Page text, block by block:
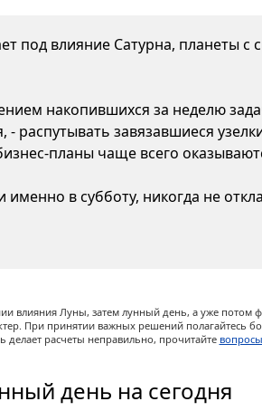
под влияние Сатурна, планеты с
накопившихся за неделю
распутывать завязавшиеся
планы чаще всего
в субботу, никогда не
влияния Луны, затем лунный день, а уже потом
При принятии важных решений полагайтесь
делает расчеты неправильно, прочитайте
день на сегодня